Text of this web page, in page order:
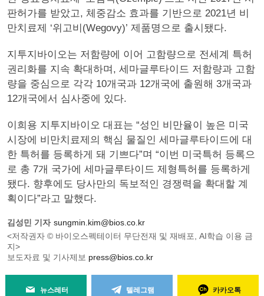
판허가를 받았고, 체중감소 효과를 기반으로 2021년 비
만치료제 ‘위고비(Wegovy)’ 제품명으로 출시됐다.
지투지바이오는 저함량에 이어 고함량으로 전세계 특허
권리화를 지속 확대하며, 세마글루타이드 저함량과 고함
량을 중심으로 각각 10개국과 12개국에 출원해 3개국과
12개국에서 심사중에 있다.
이희용 지투지바이오 대표는 “성인 비만율이 높은 미국
시장에 비만치료제의 핵심 물질인 세마글루타이드에 대
한 특허를 등록하게 돼 기쁘다”며 “이번 미국특허 등록으
로 총 7개 국가에 세마글루타이드 제형특허를 등록하게
됐다. 향후에도 당사만의 독보적인 경쟁력을 확대할 계
획이다”라고 말했다.
김성민 기자 sungmin.kim@bios.co.kr
<저작권자 © 바이오스펙테이터 무단전재 및 재배포, AI학습 이용 금
지>
보도자료 및 기사제보 press@bios.co.kr
뉴스레터 텔레그램 카카오톡